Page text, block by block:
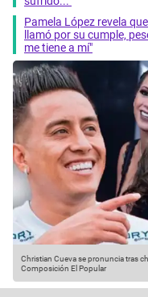
Pamela López revela
llamó por su cumple,
me tiene a mí"
Christian Cueva se pronuncia tras
Composición El Popular